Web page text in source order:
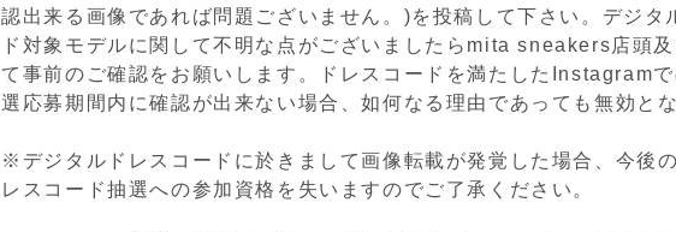
認出来る画像であれば問題ございません。)を投稿して下さい。デジタ
ド対象モデルに関して不明な点がございましたらmita sneakers店頭及
て事前のご確認をお願いします。ドレスコードを満たしたInstagram
選応募期間内に確認が出来ない場合、如何なる理由であっても無効とな
※デジタルドレスコードに於きまして画像転載が発覚した場合、今後
レスコード抽選への参加資格を失いますのでご了承ください。